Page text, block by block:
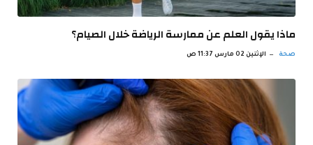
ماذا يقول العلم عن ممارسة الرياضة خلال الصيام؟
صحة الإثنين 02 مارس 11:37 ص